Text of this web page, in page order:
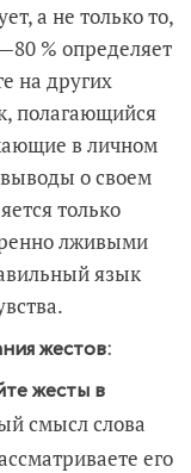
а не только то,
% определяет
на других
полагающийся
в личном
о своем
только
лживыми
язык
жестов:
жесты в
смысл слова
его